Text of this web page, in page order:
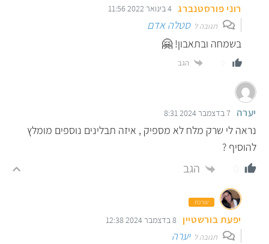
רוני פורסטנברג 4 בינואר 2022 11:56
תגובה לסטלה אדם
בשמחה ובתאבון! 🤗
הגב
יערה 7 בדצמבר 2024 8:31
נראה לי שרק מלח לא מספיק , איזה תבלינים נוספים מומלץ
להוסיף ?
הגב
עורכת
יפעת בורשטיין 8 בדצמבר 2024 12:38
תגובה ליערה